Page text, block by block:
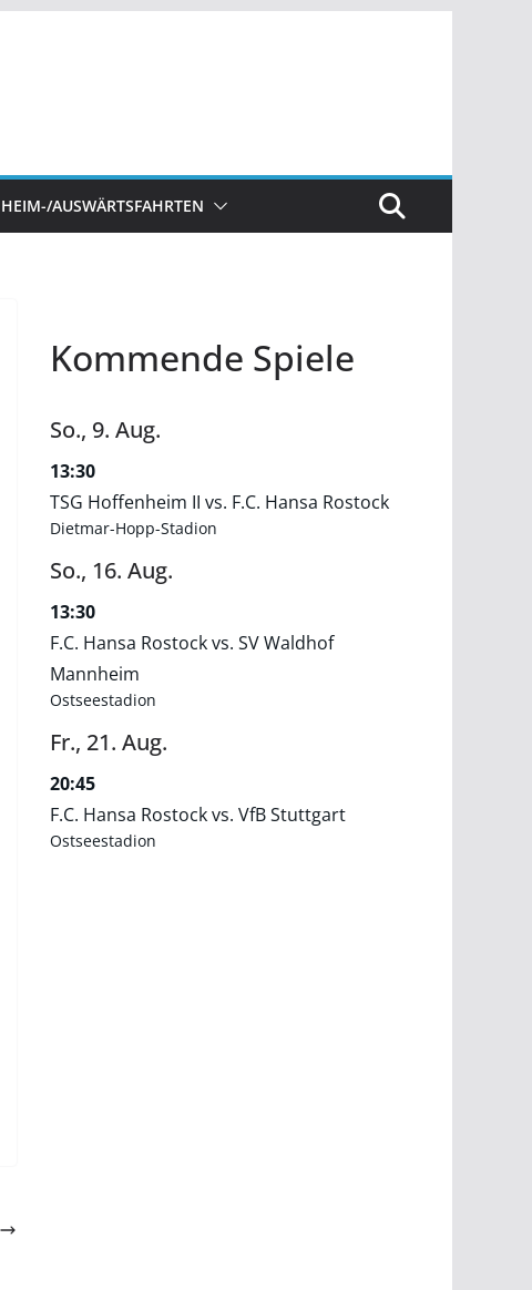
HEIM-/AUSWÄRTSFAHRTEN
Kommende Spiele
So., 9. Aug.
13:30
TSG Hoffenheim II vs. F.C. Hansa Rostock
Dietmar-Hopp-Stadion
So., 16. Aug.
13:30
F.C. Hansa Rostock vs. SV Waldhof
Mannheim
Ostseestadion
Fr., 21. Aug.
20:45
F.C. Hansa Rostock vs. VfB Stuttgart
Ostseestadion